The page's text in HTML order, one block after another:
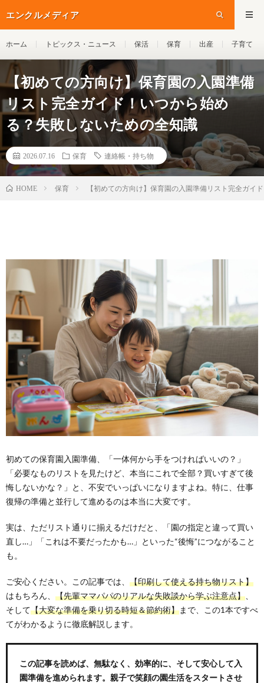
エンクルメディア
ホーム トピックス・ニュース 保活 保育 出産 子育て
【初めての方向け】保育園の入園準備
リスト完全ガイド！いつから始め
る？失敗しないための全知識
2026.07.16 保育 連絡帳・持ち物
HOME 保育 【初めての方向け】保育園の入園準備リスト完全ガイ
初めての保育園入園準備、「一体何から手をつければいいの？」
「必要なものリストを見たけど、本当にこれで全部？買いすぎて後
悔しないかな？」と、不安でいっぱいになりますよね。特に、仕事
復帰の準備と並行して進めるのは本当に大変です。
実は、ただリスト通りに揃えるだけだと、「園の指定と違って買い
直し…」「これは不要だったかも…」といった“後悔”につながること
も。
ご安心ください。この記事では、 【印刷して使える持ち物リスト】
はもちろん、 【先輩ママパパのリアルな失敗談から学ぶ注意点】
そして【大変な準備を乗り切る時短＆節約術】まで、この1本ですべ
てがわかるように徹底解説します。
この記事を読めば、無駄なく、効率的に、そして安心して入
園準備を進められます。親子で笑顔の園生活をスタートさせ